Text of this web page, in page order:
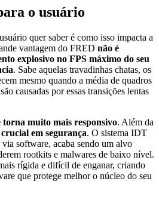
o usuário
quer saber é como isso impacta a
vantagem do FRED não é
explosivo no FPS máximo do seu
. Sabe aquelas travadinhas chatas, os
mesmo quando a média de quadros
causadas por essas transições lentas
torna muito mais responsivo. Além da
em segurança. O sistema IDT
software, acaba sendo um alvo
rootkits e malwares de baixo nível.
rígida e difícil de enganar, criando
que protege melhor o núcleo do seu